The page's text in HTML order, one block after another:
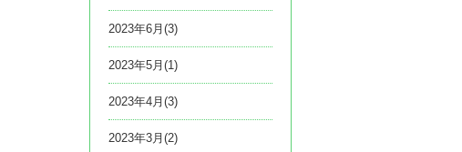
2023年6月(3)
2023年5月(1)
2023年4月(3)
2023年3月(2)